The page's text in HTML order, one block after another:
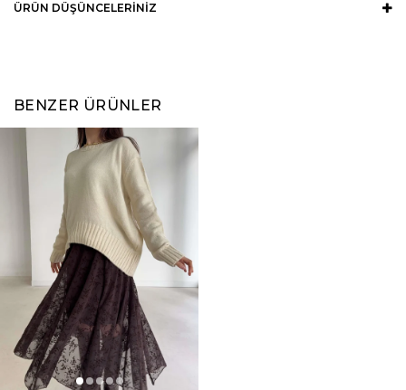
ÜRÜN DÜŞÜNCELERINIZ
BENZER ÜRÜNLER